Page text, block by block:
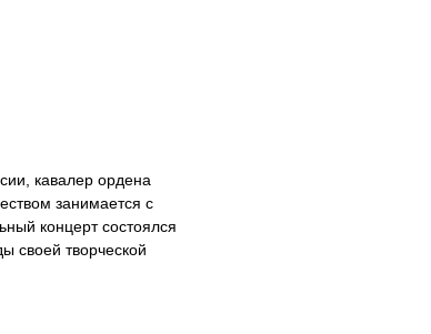
кавалер ордена
занимается с
концерт состоялся
своей творческой